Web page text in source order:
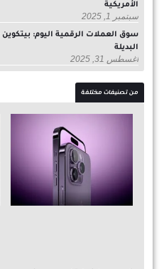
الأمريكية
سبتمبر 1, 2025
البديلة
أغسطس 31, 2025
من تصنيفات مختلفة